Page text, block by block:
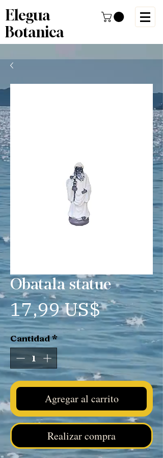
Elegua
Botanica
Obatala statue
17,99 US$Precio
Cantidad*
Agregar al carrito
Realizar compra